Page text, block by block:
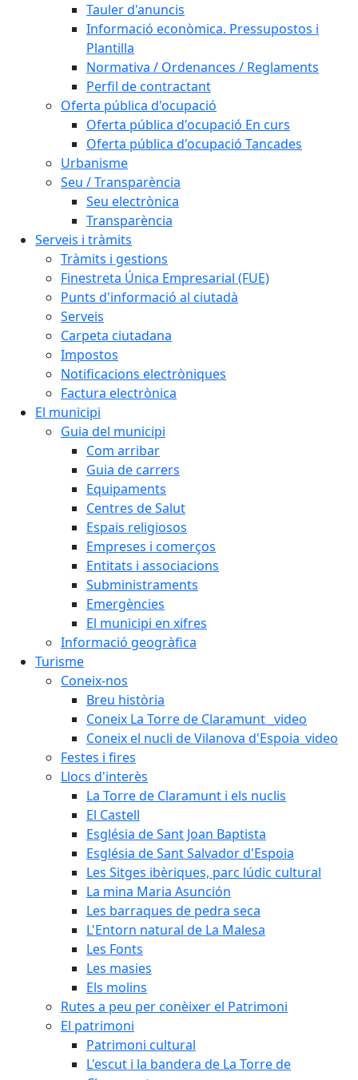
Tauler d'anuncis
Informació econòmica. Pressupostos i
Plantilla
Normativa / Ordenances / Reglaments
Perfil de contractant
Oferta pública d'ocupació
Oferta pública d'ocupació En curs
Oferta pública d'ocupació Tancades
Urbanisme
Seu / Transparència
Seu electrònica
Transparència
Serveis i tràmits
Tràmits i gestions
Finestreta Única Empresarial (FUE)
Punts d'informació al ciutadà
Serveis
Carpeta ciutadana
Impostos
Notificacions electròniques
Factura electrònica
El municipi
Guia del municipi
Com arribar
Guia de carrers
Equipaments
Centres de Salut
Espais religiosos
Empreses i comerços
Entitats i associacions
Subministraments
Emergències
El municipi en xifres
Informació geogràfica
Turisme
Coneix-nos
Breu història
Coneix La Torre de Claramunt _video
Coneix el nucli de Vilanova d'Espoia_video
Festes i fires
Llocs d'interès
La Torre de Claramunt i els nuclis
El Castell
Església de Sant Joan Baptista
Església de Sant Salvador d'Espoia
Les Sitges ibèriques, parc lúdic cultural
La mina Maria Asunción
Les barraques de pedra seca
L'Entorn natural de La Malesa
Les Fonts
Les masies
Els molins
Rutes a peu per conèixer el Patrimoni
El patrimoni
Patrimoni cultural
L'escut i la bandera de La Torre de